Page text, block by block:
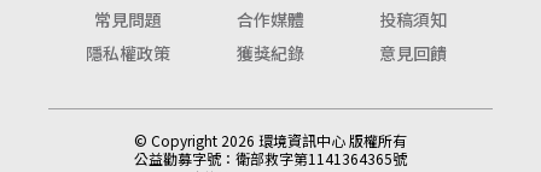
常見問題
合作媒體
投稿須知
隱私權政策
獲獎紀錄 意見回饋
© Copyright 2026 環境資訊中心 版權所有
公益勸募字號： 衛部救字第1141364365號